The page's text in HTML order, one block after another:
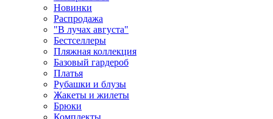
Новинки
Распродажа
"В лучах августа"
Бестселлеры
Пляжная коллекция
Базовый гардероб
Платья
Рубашки и блузы
Жакеты и жилеты
Брюки
Комплекты